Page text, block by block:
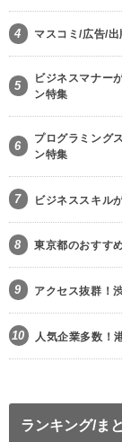
4 マスコミ/広告/
5
ビジネスマナー
ン特集
6
プログラミング
ン特集
7 ビジネススキル
8 東京都のおすす
9 アクセス抜群！
10 人気企業多数！
ランキング/ま